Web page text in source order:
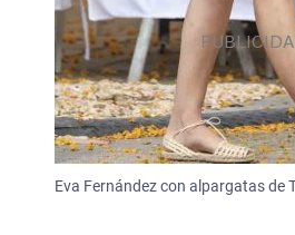
Eva Fernández con alpargatas de